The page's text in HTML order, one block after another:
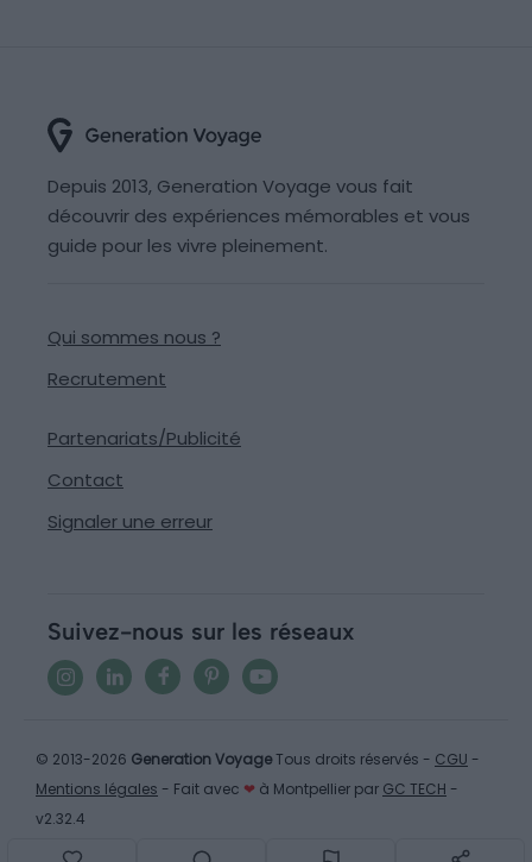
Depuis 2013, Generation Voyage vous fait
découvrir des expériences mémorables et vous
guide pour les vivre pleinement.
Qui sommes nous ?
Recrutement
Partenariats/Publicité
Contact
Signaler une erreur
Suivez-nous sur les réseaux
© 2013-2026 Generation VoyageTous droits réservés - CGU -
Mentions légales - Fait avec ❤ à Montpellier par GC TECH -
v2.32.4